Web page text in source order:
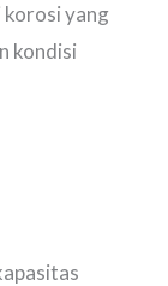
yang
kondisi